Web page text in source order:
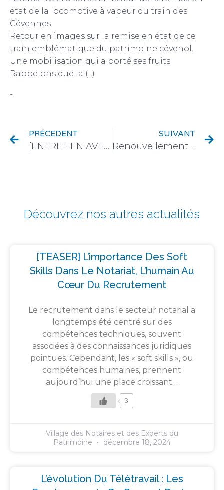
état de la locomotive à vapeur du train des
Cévennes.
Retour en images sur la remise en état de ce
train emblématique du patrimoine cévenol.
Une mobilisation qui a porté ses fruits
Rappelons que la (...)
-
PRÉCEDENT
[ENTRETIEN AVEC DIDIER ROSSIGNOL] « L’éthique numérique, dans l’ADN du notariat »
SUIVANT
Renouvellement du partenariat entre le Conseil Supérieur du Notariat et Généalogistes de France
Découvrez nos autres actualités
[TEASER] L’importance Des Soft
Skills Dans Le Notariat, L’humain Au
Cœur Du Recrutement
Le recrutement dans le secteur notarial a
longtemps été centré sur des
compétences techniques, souvent
associées à des connaissances juridiques
pointues. Cependant, les « soft skills », ou
compétences humaines, prennent
aujourd’hui une place croissant…
3
Village des Notaires et des Experts du
Patrimoine
décembre 18, 2024
L’évolution Du Télétravail : Les